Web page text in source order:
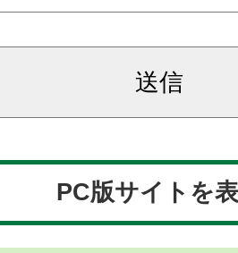
PC版サイトを